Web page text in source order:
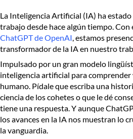
La Inteligencia Artificial (IA) ha
trabajo desde hace algún tiempo.
ChatGPT de OpenAI, estamos
transformador de la IA en nuestro
Impulsado por un gran modelo
inteligencia artificial para
humano. Pídale que escriba una
ciencia de los cohetes o que le dé
tiene una respuesta. Y aunque
los avances en la IA nos muestran lo
la vanguardia.